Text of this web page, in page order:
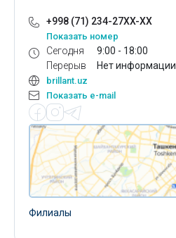
+998 (71) 234-27XX-XX
Показать номер
Сегодня
Перерыв
9:00 - 18:00
Нет информации
brillant.uz
Показать e-mail
Филиалы